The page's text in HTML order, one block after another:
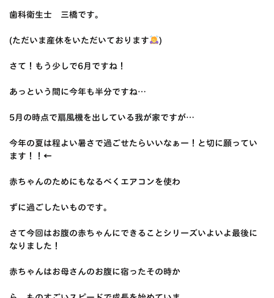
歯科衛生士 三橋です。
(ただいま産休をいただいております )
さて！もう少しで6月ですね！
あっという間に今年も半分ですね…
5月の時点で扇風機を出している我が家ですが…
今年の夏は程よい暑さで過ごせたらいいなぁー！と切に願ってい
ます！！←
赤ちゃんのためにもなるべくエアコンを使わ
ずに過ごしたいものです。
さて今回はお腹の赤ちゃんにできることシリーズいよいよ最後に
なりました！
赤ちゃんはお母さんのお腹に宿ったその時か